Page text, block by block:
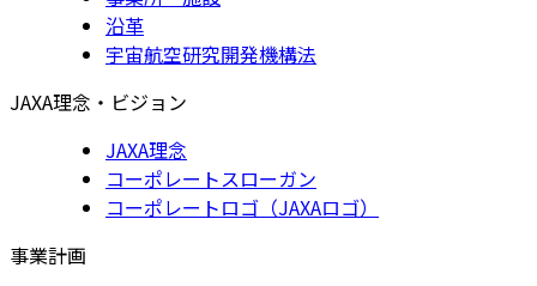
沿革
宇宙航空研究開発機構法
JAXA理念・ビジョン
JAXA理念
コーポレートスローガン
コーポレートロゴ（JAXAロゴ）
事業計画